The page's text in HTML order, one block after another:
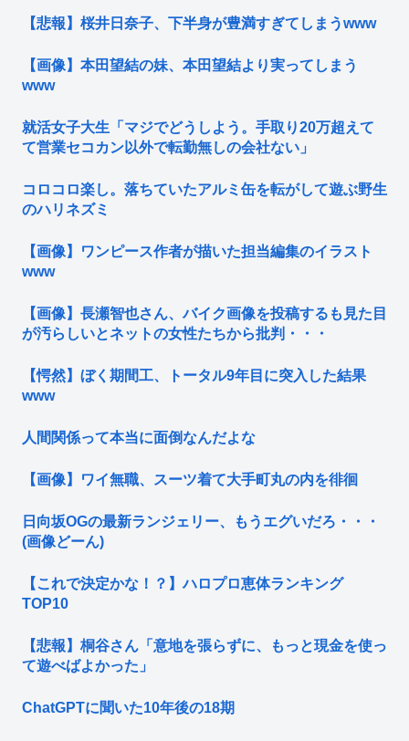
【悲報】桜井日奈子、下半身が豊満すぎてしまうwww
【画像】本田望結の妹、本田望結より実ってしまう
www
就活女子大生「マジでどうしよう。手取り20万超えて
て営業セコカン以外で転勤無しの会社ない」
コロコロ楽し。落ちていたアルミ缶を転がして遊ぶ野生
のハリネズミ
【画像】ワンピース作者が描いた担当編集のイラスト
www
【画像】長瀬智也さん、バイク画像を投稿するも見た目
が汚らしいとネットの女性たちから批判・・・
【愕然】ぼく期間工、トータル9年目に突入した結果
www
人間関係って本当に面倒なんだよな
【画像】ワイ無職、スーツ着て大手町丸の内を徘徊
日向坂OGの最新ランジェリー、もうエグいだろ・・・
(画像どーん)
【これで決定かな！？】ハロプロ恵体ランキング
TOP10
【悲報】桐谷さん「意地を張らずに、もっと現金を使っ
て遊べばよかった」
ChatGPTに聞いた10年後の18期